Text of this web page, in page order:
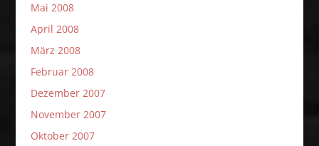
Mai 2008
April 2008
März 2008
Februar 2008
Dezember 2007
November 2007
Oktober 2007